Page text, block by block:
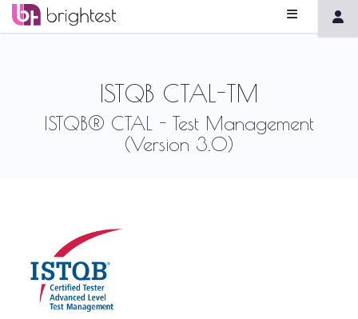
ISTQB CTAL-TM
ISTQB® CTAL - Test Management
(Version 3.0)